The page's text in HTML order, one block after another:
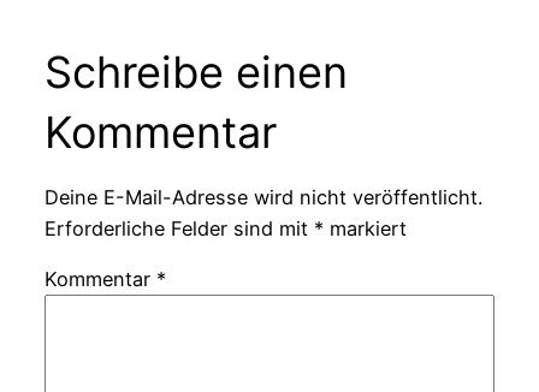
Schreibe einen
Kommentar
Deine E-Mail-Adresse wird nicht veröffentlicht.
Erforderliche Felder sind mit * markiert
Kommentar *